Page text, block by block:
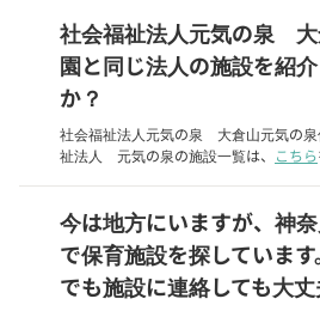
社会福祉法人元気の泉
園と同じ法人の施設を紹
か？
社会福祉法人元気の泉 大倉山元気の
祉法人 元気の泉の施設一覧は、
こちら
今は地方にいますが、神
で保育施設を探していま
でも施設に連絡しても大